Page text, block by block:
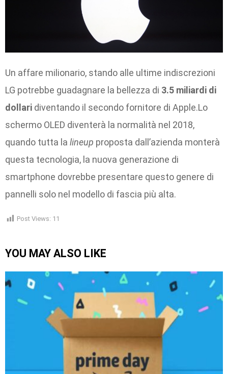
Un affare milionario, stando alle ultime indiscrezioni
LG potrebbe guadagnare la bellezza di 3.5 miliardi di
dollari diventando il secondo fornitore di Apple.Lo
schermo OLED diventerà la normalità nel 2018,
quando tutta la lineup proposta dall’azienda monterà
questa tecnologia, la nuova generazione di
smartphone dovrebbe presentare questo genere di
pannelli solo nel modello di fascia più alta.
Post Views: 11
YOU MAY ALSO LIKE